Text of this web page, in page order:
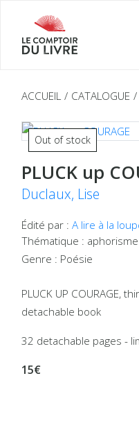
ACCUEIL CATALOGUE
Out of stock
PLUCK up
Duclaux, Lise
Édité par :A lire à la
Thématique : aphorisme
Genre : Poésie
PLUCK UP COURAGE,
detachable book
32 detachable pages -
15€